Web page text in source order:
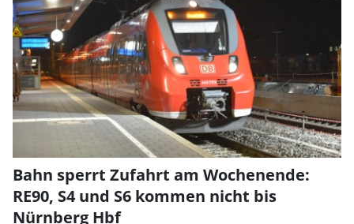
Bahn sperrt Zufahrt am Wochenende:
RE90, S4 und S6 kommen nicht bis
Nürnberg Hbf